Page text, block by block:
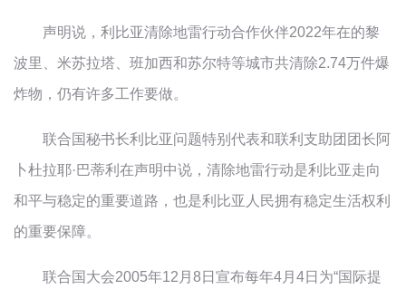
声明说，利比亚清除地雷行动合作伙伴2022年在的黎
波里、米苏拉塔、班加西和苏尔特等城市共清除2.74万件爆
炸物，仍有许多工作要做。
联合国秘书长利比亚问题特别代表和联利支助团团长阿
卜杜拉耶·巴蒂利在声明中说，清除地雷行动是利比亚走向
和平与稳定的重要道路，也是利比亚人民拥有稳定生活权利
的重要保障。
联合国大会2005年12月8日宣布每年4月4日为“国际提